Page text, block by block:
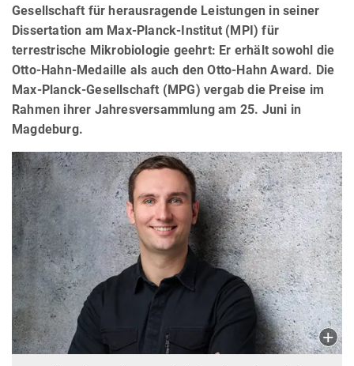
Gesellschaft für herausragende Leistungen in seiner
Dissertation am Max-Planck-Institut (MPI) für
terrestrische Mikrobiologie geehrt: Er erhält sowohl die
Otto-Hahn-Medaille als auch den Otto-Hahn Award. Die
Max-Planck-Gesellschaft (MPG) vergab die Preise im
Rahmen ihrer Jahresversammlung am 25. Juni in
Magdeburg.